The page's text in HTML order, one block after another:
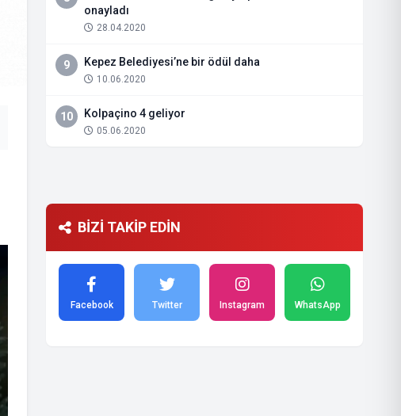
onayladı
28.04.2020
9 Kepez Belediyesi’ne bir ödül daha
10.06.2020
10 Kolpaçino 4 geliyor
05.06.2020
BİZİ TAKİP EDİN
Facebook Twitter Instagram WhatsApp